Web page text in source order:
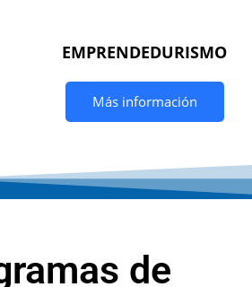
EMPRENDEDURISMO
Más información
de